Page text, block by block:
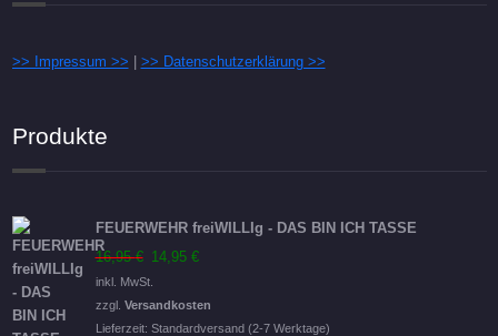
>> Impressum >> >> Datenschutzerklärung >>
Produkte
FEUERWEHR freiWILLIg - DAS BIN ICH TASSE
16,95€ Ursprünglicher
Preis
war:
16,95 €
14,95 €
ist:
14,95 €.
inkl. MwSt.
zzgl. Versandkosten
Lieferzeit: Standardversand (2-7 Werktage)